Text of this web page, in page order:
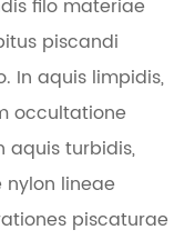
filo materiae
piscandi
In aquis limpidis,
occultatione
aquis turbidis,
lineae
piscaturae